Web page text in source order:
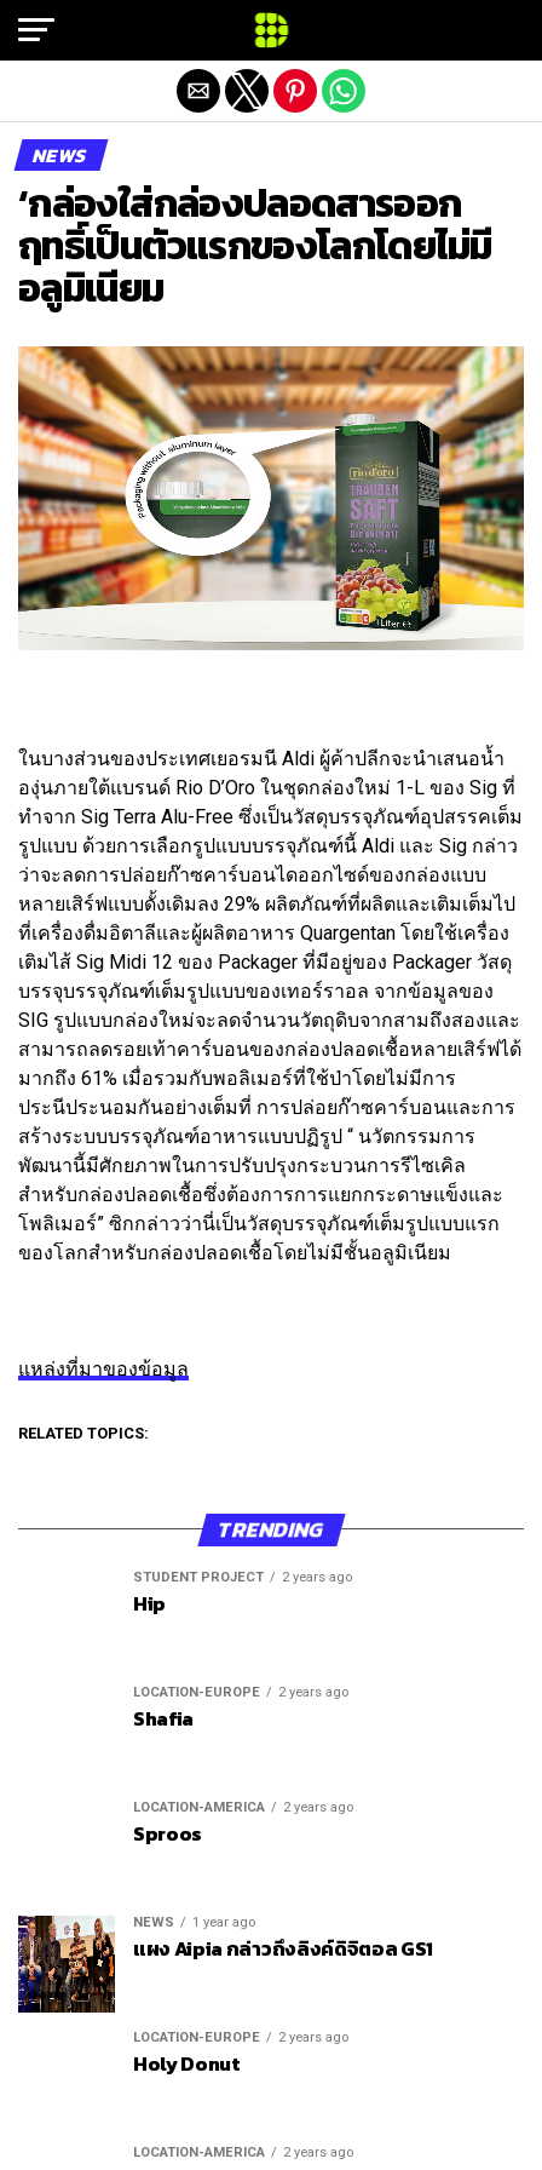
NEWS
‘กล่องใส่กล่องปลอดสารออก
ฤทธิ์เป็นตัวแรกของโลกโดยไม่มี
อลูมิเนียม
ในบางส่วนของประเทศเยอรมนี Aldi ผู้ค้าปลีกจะนำเสนอน้ำ
องุ่นภายใต้แบรนด์ Rio D’Oro ในชุดกล่องใหม่ 1-L ของ Sig ที่
ทำจาก Sig Terra Alu-Free ซึ่งเป็นวัสดุบรรจุภัณฑ์อุปสรรคเต็ม
รูปแบบ ด้วยการเลือกรูปแบบบรรจุภัณฑ์นี้ Aldi และ Sig กล่าว
ว่าจะลดการปล่อยก๊าซคาร์บอนไดออกไซด์ของกล่องแบบ
หลายเสิร์ฟแบบดั้งเดิมลง 29% ผลิตภัณฑ์ที่ผลิตและเติมเต็มไป
ที่เครื่องดื่มอิตาลีและผู้ผลิตอาหาร Quargentan โดยใช้เครื่อง
เติมไส้ Sig Midi 12 ของ Packager ที่มีอยู่ของ Packager วัสดุ
บรรจุบรรจุภัณฑ์เต็มรูปแบบของเทอร์ราอล จากข้อมูลของ
SIG รูปแบบกล่องใหม่จะลดจำนวนวัตถุดิบจากสามถึงสองและ
สามารถลดรอยเท้าคาร์บอนของกล่องปลอดเชื้อหลายเสิร์ฟได้
มากถึง 61% เมื่อรวมกับพอลิเมอร์ที่ใช้ป่าโดยไม่มีการ
ประนีประนอมกันอย่างเต็มที่ การปล่อยก๊าซคาร์บอนและการ
สร้างระบบบรรจุภัณฑ์อาหารแบบปฏิรูป “ นวัตกรรมการ
พัฒนานี้มีศักยภาพในการปรับปรุงกระบวนการรีไซเคิล
สำหรับกล่องปลอดเชื้อซึ่งต้องการการแยกกระดาษแข็งและ
โพลิเมอร์” ซิกกล่าวว่านี่เป็นวัสดุบรรจุภัณฑ์เต็มรูปแบบแรก
ของโลกสำหรับกล่องปลอดเชื้อโดยไม่มีชั้นอลูมิเนียม
แหล่งที่มาของข้อมูล
RELATED TOPICS:
TRENDING
STUDENT PROJECT 2 years ago
Hip
LOCATION-EUROPE 2 years ago
Shafia
LOCATION-AMERICA 2 years ago
Sproos
NEWS 1 year ago
แผง Aipia กล่าวถึงลิงค์ดิจิตอล GS1
LOCATION-EUROPE 2 years ago
Holy Donut
LOCATION-AMERICA 2 years ago
Exit mobile version